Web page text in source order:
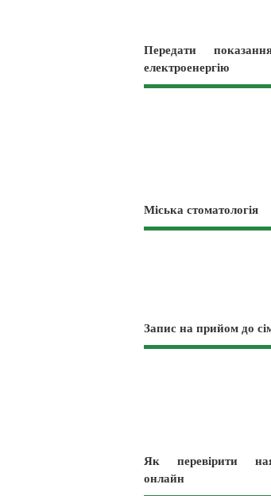
Передати
електроенергію
Міська стоматологія
Запис на прийом до
Як перевірити
онлайн